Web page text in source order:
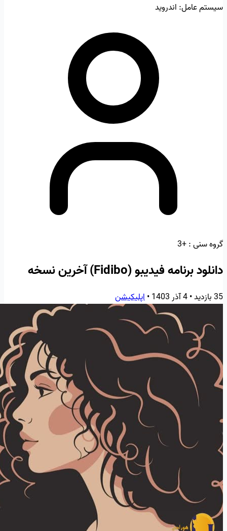
سیستم عامل: اندروید
گروه سنی :+3
دانلود برنامه فیدیبو (Fidibo) آخرین نسخه
35 بازدید •4 آذر 1403 •اپلیکیشن